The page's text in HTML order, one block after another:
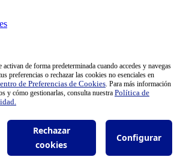
de forma predeterminada cuando accedes y navegas
preferencias o rechazar las cookies no esenciales en
de Preferencias de Cookies. Para más información
y cómo gestionarlas, consulta nuestra Política de
Rechazar
cookies
Configurar